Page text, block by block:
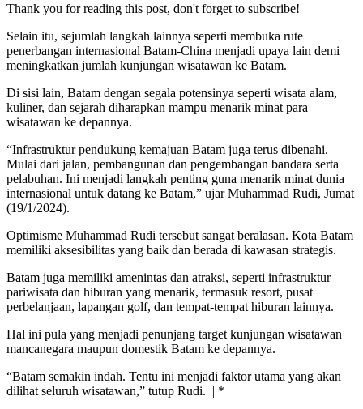
Thank you for reading this post, don't forget to subscribe!
Selain itu, sejumlah langkah lainnya seperti membuka rute
penerbangan internasional Batam-China menjadi upaya lain demi
meningkatkan jumlah kunjungan wisatawan ke Batam.
Di sisi lain, Batam dengan segala potensinya seperti wisata alam,
kuliner, dan sejarah diharapkan mampu menarik minat para
wisatawan ke depannya.
“Infrastruktur pendukung kemajuan Batam juga terus dibenahi.
Mulai dari jalan, pembangunan dan pengembangan bandara serta
pelabuhan. Ini menjadi langkah penting guna menarik minat dunia
internasional untuk datang ke Batam,” ujar Muhammad Rudi, Jumat
(19/1/2024).
Optimisme Muhammad Rudi tersebut sangat beralasan. Kota Batam
memiliki aksesibilitas yang baik dan berada di kawasan strategis.
Batam juga memiliki amenintas dan atraksi, seperti infrastruktur
pariwisata dan hiburan yang menarik, termasuk resort, pusat
perbelanjaan, lapangan golf, dan tempat-tempat hiburan lainnya.
Hal ini pula yang menjadi penunjang target kunjungan wisatawan
mancanegara maupun domestik Batam ke depannya.
“Batam semakin indah. Tentu ini menjadi faktor utama yang akan
dilihat seluruh wisatawan,” tutup Rudi. | *